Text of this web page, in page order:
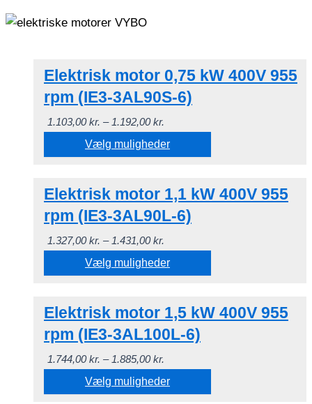
Elektrisk motor 0,75 kW 400V 955
rpm (IE3-3AL90S-6)
1.103,00kr. – 1.192,00kr.
1.103,00 kr.
til
Vælg muligheder
vare
har
varianter.
Mulighederne
vælges
Elektrisk motor 1,1 kW 400V 955
rpm (IE3-3AL90L-6)
1.327,00kr. – 1.431,00kr.
1.327,00 kr.
til
Vælg muligheder
vare
har
varianter.
Mulighederne
Elektrisk motor 1,5 kW 400V 955
rpm (IE3-3AL100L-6)
1.744,00kr. – 1.885,00kr.
1.744,00 kr.
til
Vælg muligheder